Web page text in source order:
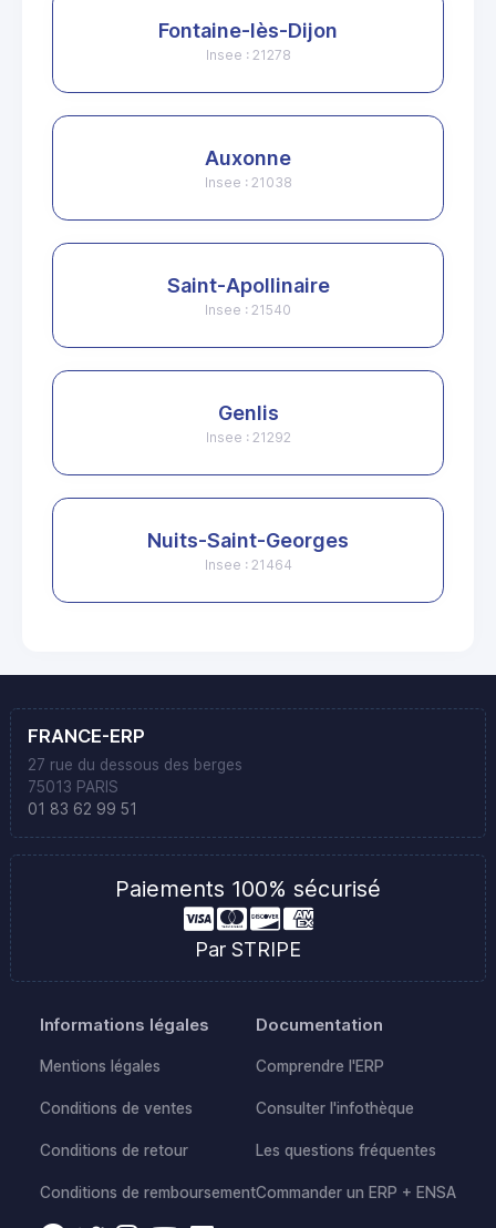
Fontaine-lès-Dijon
Insee : 21278
Auxonne
Insee : 21038
Saint-Apollinaire
Insee : 21540
Genlis
Insee : 21292
Nuits-Saint-Georges
Insee : 21464
FRANCE-ERP
27 rue du dessous des berges
75013 PARIS
01 83 62 99 51
Paiements 100% sécurisé
Par STRIPE
Informations légales
Mentions légales
Conditions de ventes
Conditions de retour
Conditions de remboursement
Documentation
Comprendre l'ERP
Consulter l'infothèque
Les questions fréquentes
Commander un ERP + ENSA